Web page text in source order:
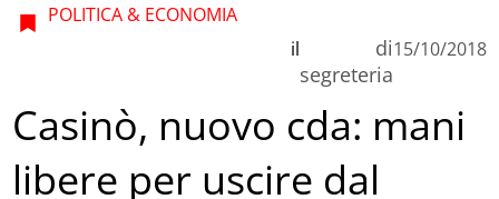
POLITICA & ECONOMIA
di
segreteria
il 15/10/2018
Casinò, nuovo cda: mani
libere per uscire dal